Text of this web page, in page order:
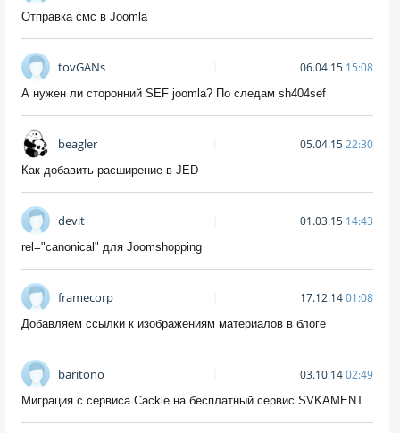
Отправка смс в Joomla
tovGANs 06.04.15 15:08
А нужен ли сторонний SEF joomla? По следам sh404sef
beagler 05.04.1522:30
Как добавить расширение в JED
devit 01.03.15 14:43
rel="canonical" для Joomshopping
framecorp 17.12.1401:08
Добавляем ссылки к изображениям материалов в блоге
baritono 03.10.1402:49
Миграция с сервиса Cackle на бесплатный сервис SVKAMENT